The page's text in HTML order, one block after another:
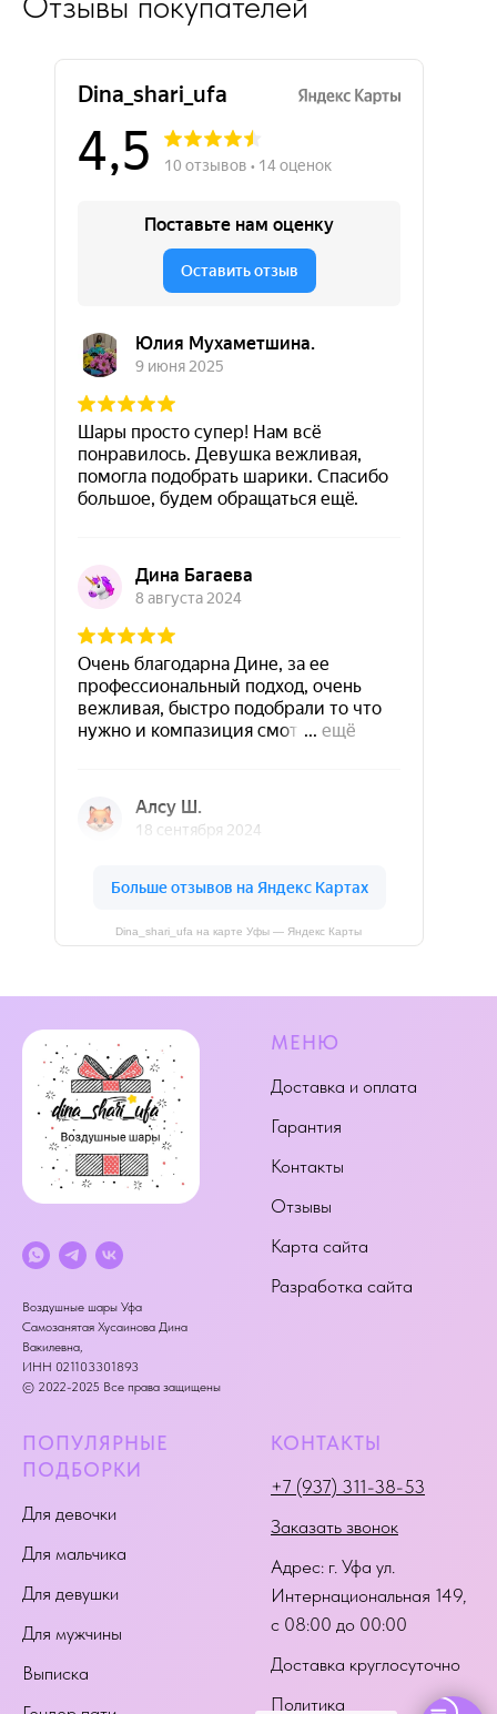
Dina_shari_ufa на карте Уфы — Яндекс Карты
Воздушные шары Уфа
Самозанятая Хусаинова Дина
Вакилевна,
ИНН 021103301893
© 2022-2025 Все права защищены
МЕНЮ
Доставка и оплата
Гарантия
Контакты
Отзывы
Карта сайта
Разработка сайта
ПОПУЛЯРНЫЕ
ПОДБОРКИ
Для девочки
Для мальчика
Для девушки
Для мужчины
Выписка
КОНТАКТЫ
+7 (937) 311-38-53
Заказать звонок
Адрес: г. Уфа ул.
Интернациональная 149,
с 08:00 до 00:00
Доставка круглосуточно
Политика